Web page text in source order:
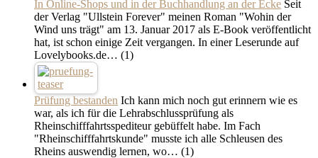
In Online-Shops und in der Buchhandlung an der Ecke Seit
der Verlag "Ullstein Forever" meinen Roman "Wohin der
Wind uns trägt" am 13. Januar 2017 als E-Book veröffentlicht
hat, ist schon einige Zeit vergangen. In einer Leserunde auf
Lovelybooks.de… (1)
Prüfung bestanden Ich kann mich noch gut erinnern wie es
war, als ich für die Lehrabschlussprüfung als
Rheinschifffahrtsspediteur gebüffelt habe. Im Fach
"Rheinschifffahrtskunde" musste ich alle Schleusen des
Rheins auswendig lernen, wo… (1)